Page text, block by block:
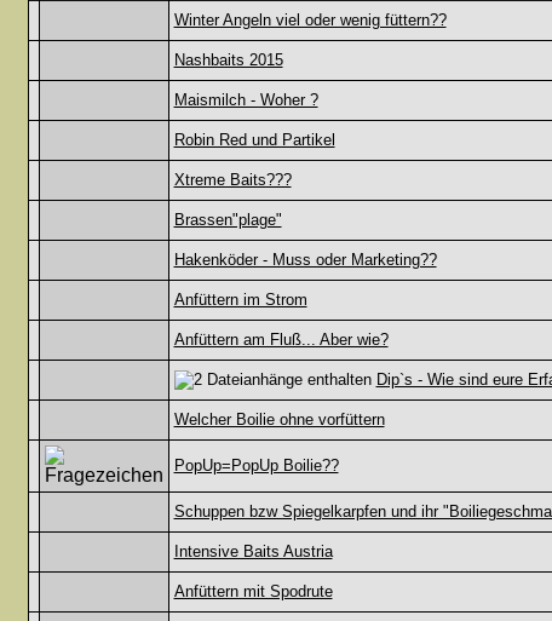
Winter Angeln viel oder wenig füttern??
Nashbaits 2015
Maismilch - Woher ?
Robin Red und Partikel
Xtreme Baits???
Brassen"plage"
Hakenköder - Muss oder Marketing??
Anfüttern im Strom
Anfüttern am Fluß... Aber wie?
Dip`s - Wie sind eure
Welcher Boilie ohne vorfüttern
PopUp=PopUp Boilie??
Schuppen bzw Spiegelkarpfen und ihr
Intensive Baits Austria
Anfüttern mit Spodrute